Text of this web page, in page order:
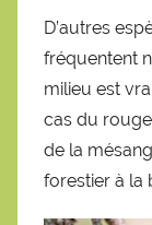
D’autres
fréquentent
milieu est
cas du
de la
forestier à la